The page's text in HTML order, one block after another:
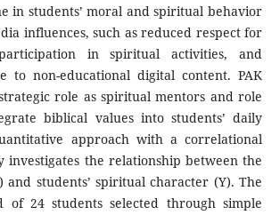
in students’ moral and spiritual behavior
influences, such as reduced respect for
in spiritual activities, and
to non-educational digital content. PAK
role as spiritual mentors and role
biblical values into students’ daily
approach with a correlational
investigates the relationship between the
and students’ spiritual character (Y). The
of 24 students selected through simple